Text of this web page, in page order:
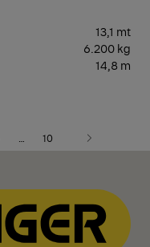
13,1 mt
6.200 kg
14,8 m
10 Next